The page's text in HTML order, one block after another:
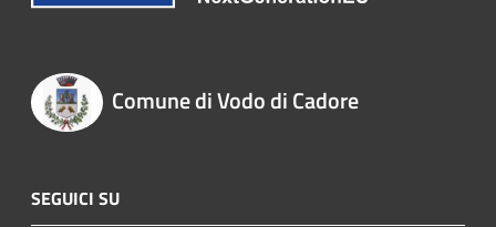
Comune di Vodo di Cadore
SEGUICI SU